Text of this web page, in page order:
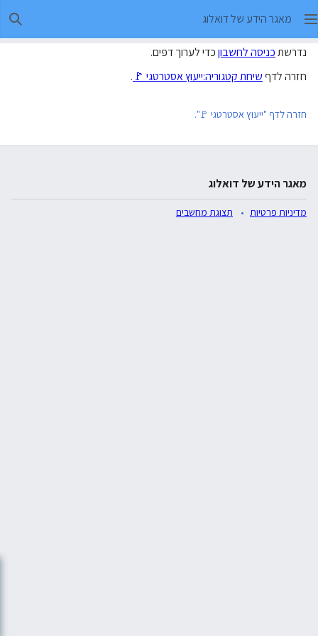
מאגר הידע של דואלוג
נדרשתכניסה לחשבוןכדי לערוך דפים.
חזרה לדףשיחת קטגוריה:ייעוץ אסטרטגי 🚩 .
חזרה לדף "ייעוץ אסטרטגי 🚩".
מאגר הידע של דואלוג
מדיניות פרטיות תצוגת מחשבים